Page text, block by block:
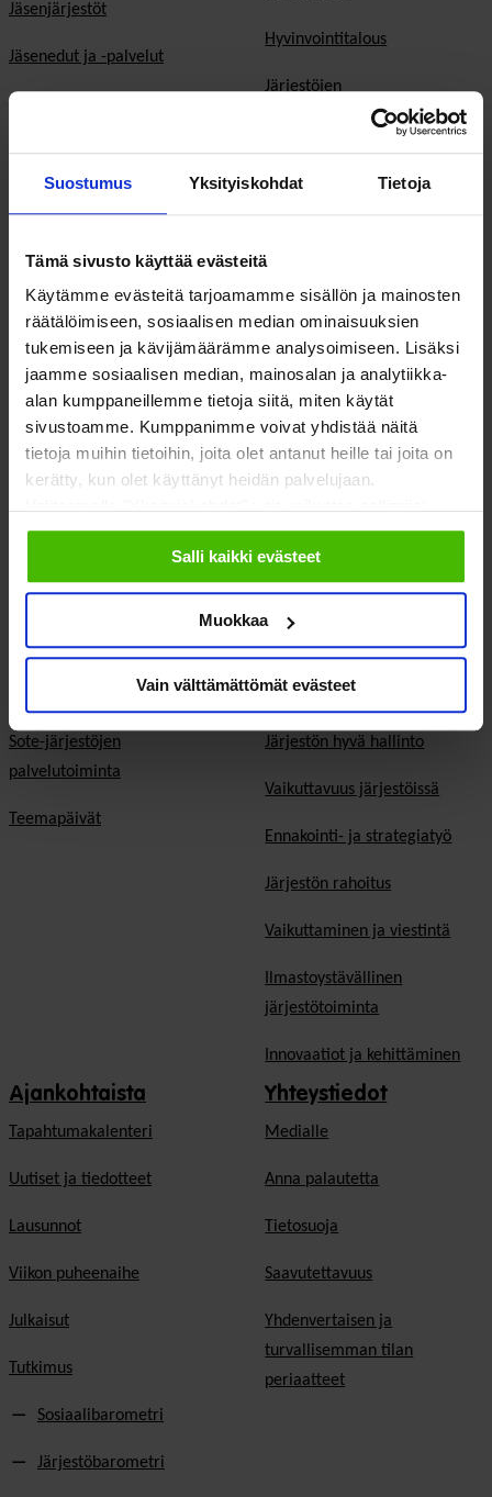
Suostumus Yksityiskohdat Tietoja
Tämä sivusto käyttää evästeitä
Käytämme evästeitä tarjoamamme sisällön ja mainosten
räätälöimiseen, sosiaalisen median ominaisuuksien
tukemiseen ja kävijämäärämme analysoimiseen. Lisäksi
jaamme sosiaalisen median, mainosalan ja analytiikka-
alan kumppaneillemme tietoja siitä, miten käytät
sivustoamme. Kumppanimme voivat yhdistää näitä
tietoja muihin tietoihin, joita olet antanut heille tai joita on
kerätty, kun olet käyttänyt heidän palvelujaan.
evästeisiin.
Salli kaikki evästeet
Muokkaa
Vain välttämättömät evästeet
Jäsenjärjestöt
Jäsenedut ja -palvelut
Hae jäseneksi
Verkostot
På Svenska
In English
Hyvinvointitalous
Järjestöjen
toimintaedellytykset
edistäminen
Toimeentulo
Ilmastonmuutos
EU & kansainvälinen työ
Vaalit
Europarlamenttivaalit
Tietoa järjestöistä
Sosiaali- ja terveysjärjestöt
Sote-järjestöjen
palvelutoiminta
Teemapäivät
Jäsenjärjestöille
Jäsen­edut ja -palvelut
Järjestön hyvä hallinto
Vaikuttavuus järjestöissä
Ennakointi- ja strategiatyö
Järjestön rahoitus
Vaikuttaminen ja viestintä
Ilmastoystävällinen
järjestötoiminta
Innovaatiot ja kehittäminen
Ajankohtaista
Tapahtumakalenteri
Uutiset ja tiedotteet
Lausunnot
Viikon puheenaihe
Julkaisut
Tutkimus
Sosiaalibarometri
Järjestöbarometri
Yhteystiedot
Medialle
Anna palautetta
Tietosuoja
Saavutettavuus
Yhdenvertaisen ja
turvallisemman tilan
periaatteet